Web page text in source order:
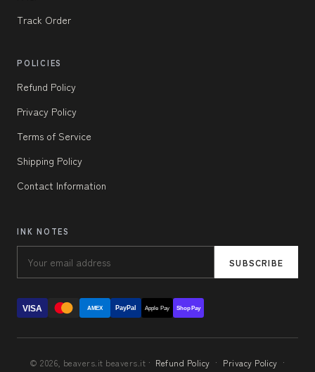
Track Order
POLICIES
Refund Policy
Privacy Policy
Terms of Service
Shipping Policy
Contact Information
INK NOTES
SUBSCRIBE
VISA AMEX PayPal Apple Pay Shop Pay
© 2026, beavers.it beavers.it · Refund Policy · Privacy Policy ·